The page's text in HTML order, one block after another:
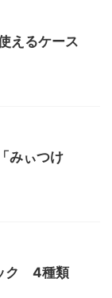
えるケース
みぃつけ
ク 4種類